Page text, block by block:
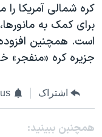
برای کمک به
است. همچنین افزوده
جزیره کره «منفجر»
اشتراک
همچنبن ببینید: